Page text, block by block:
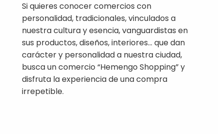
Si quieres conocer comercios con
personalidad, tradicionales, vinculados a
nuestra cultura y esencia, vanguardistas en
sus productos, diseños, interiores... que dan
carácter y personalidad a nuestra ciudad,
busca un comercio “Hemengo Shopping” y
disfruta la experiencia de una compra
irrepetible.